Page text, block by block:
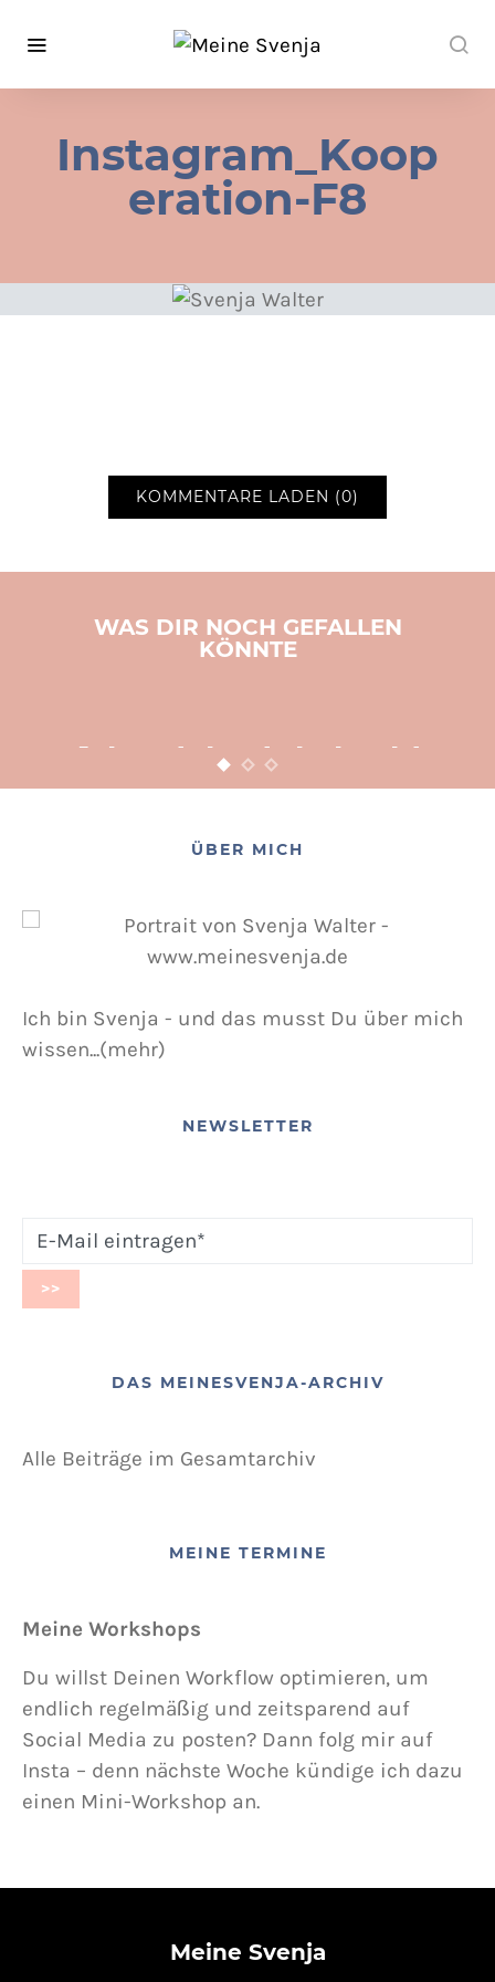
Instagram_Koop
eration-F8
KOMMENTARE LADEN (0)
WAS DIR NOCH GEFALLEN
KÖNNTE
Adventsbasteln leicht
gemacht
POSTED ON
ÜBER MICH
Ich bin Svenja - und das musst Du über mich
wissen...(mehr)
NEWSLETTER
DAS MEINESVENJA-ARCHIV
Alle Beiträge im Gesamtarchiv
MEINE TERMINE
Meine Workshops
Du willst Deinen Workflow optimieren, um
endlich regelmäßig und zeitsparend auf
Social Media zu posten? Dann folg mir auf
Insta – denn nächste Woche kündige ich dazu
einen Mini-Workshop an.
Meine Svenja